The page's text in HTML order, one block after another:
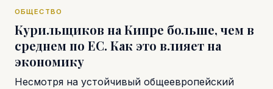
ОБЩЕСТВО
Курильщиков на Кипре больше, чем в
среднем по ЕС. Как это влияет на
экономику
Несмотря на устойчивый общеевропейский